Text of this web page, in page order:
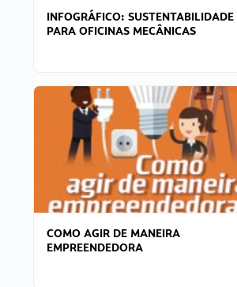
INFOGRÁFICO: SUSTENTABILIDADE
PARA OFICINAS MECÂNICAS
COMO AGIR DE MANEIRA
EMPREENDEDORA